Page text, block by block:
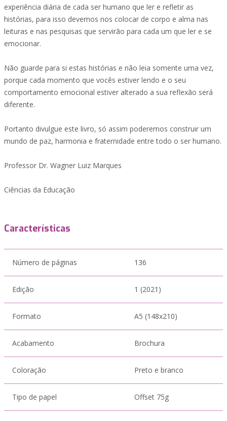
experiência diária de cada ser humano que ler e refletir as
histórias, para isso devemos nos colocar de corpo e alma nas
leituras e nas pesquisas que servirão para cada um que ler e se
emocionar.
Não guarde para si estas histórias e não leia somente uma vez,
porque cada momento que vocês estiver lendo e o seu
comportamento emocional estiver alterado a sua reflexão será
diferente.
Portanto divulgue este livro, só assim poderemos construir um
mundo de paz, harmonia e fraternidade entre todo o ser humano.
Professor Dr. Wagner Luiz Marques
Ciências da Educação
Características
Número de páginas 136
Edição 1 (2021)
Formato A5 (148x210)
Acabamento Brochura
Coloração Preto e branco
Tipo de papel Offset 75g